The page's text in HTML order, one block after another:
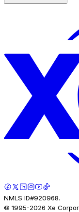
NMLS ID#920968.
© 1995-2026 Xe